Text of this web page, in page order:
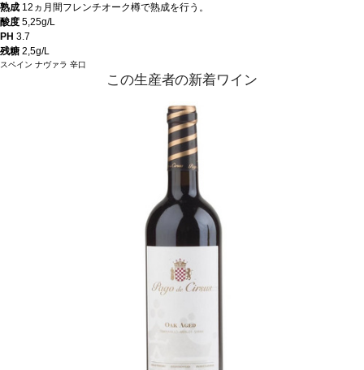
熟成12ヵ月間フレンチオーク樽で熟成を行う。
酸度5,25g/L
PH 3.7
残糖2,5g/L
スペイン ナヴァラ 辛口
この生産者の新着ワイン